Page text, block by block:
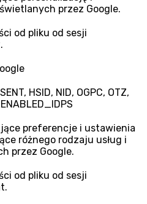
przez Google.
od pliku od sesji
HSID, NID, OGPC, OTZ,
preferencje i ustawienia
różnego rodzaju usług i
przez Google.
od pliku od sesji